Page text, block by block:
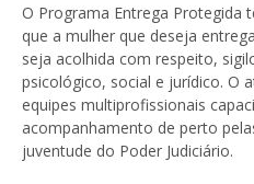
O Programa Entrega
que a mulher que deseja
seja acolhida com respeito,
psicológico, social e jurídico. O
equipes multiprofissionais
acompanhamento de perto
juventude do Poder Judiciário.